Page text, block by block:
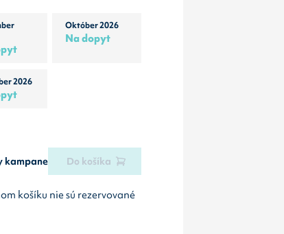
Október 2026
Na dopyt
2026
kampane Do košíka
košíku nie sú rezervované